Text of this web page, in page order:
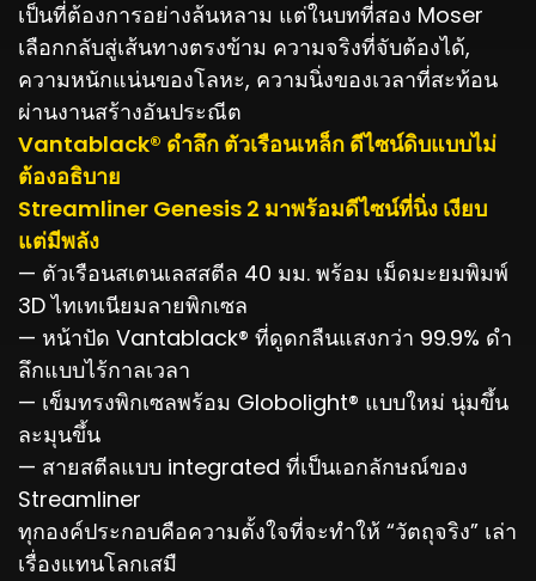
เป็นที่ต้องการอย่างล้นหลาม แต่ในบทที่สอง Moser
เลือกกลับสู่เส้นทางตรงข้าม ความจริงที่จับต้องได้,
ความหนักแน่นของโลหะ, ความนิ่งของเวลาที่สะท้อน
ผ่านงานสร้างอันประณีต
Vantablack® ดำลึก ตัวเรือนเหล็ก ดีไซน์ดิบแบบไม่
ต้องอธิบาย
Streamliner Genesis 2 มาพร้อมดีไซน์ที่นิ่ง เงียบ
แต่มีพลัง
— ตัวเรือนสเตนเลสสตีล 40 มม. พร้อม เม็ดมะยมพิมพ์
3D ไทเทเนียมลายพิกเซล
— หน้าปัด Vantablack® ที่ดูดกลืนแสงกว่า 99.9% ดำ
ลึกแบบไร้กาลเวลา
— เข็มทรงพิกเซลพร้อม Globolight® แบบใหม่ นุ่มขึ้น
ละมุนขึ้น
— สายสตีลแบบ integrated ที่เป็นเอกลักษณ์ของ
Streamliner
ทุกองค์ประกอบคือความตั้งใจที่จะทำให้ “วัตถุจริง” เล่า
เรื่องแทนโลกเสมื